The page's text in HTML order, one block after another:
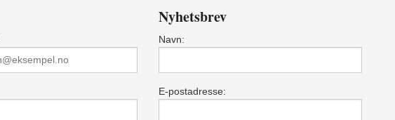
Nyhetsbrev
Navn:
E-postadresse: